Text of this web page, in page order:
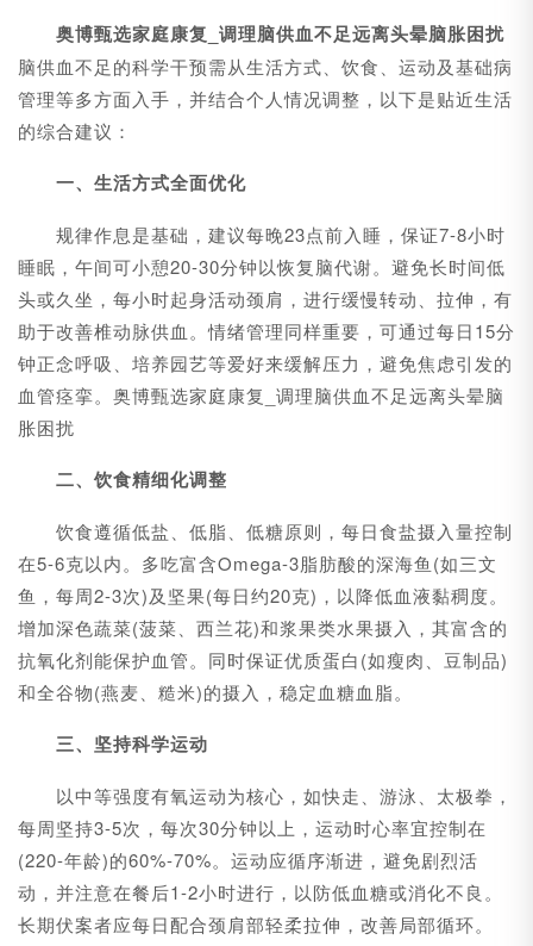
奥博甄选家庭康复_调理脑供血不足远离头晕脑胀困扰
脑供血不足的科学干预需从生活方式、饮食、运动及基础病
管理等多方面入手，并结合个人情况调整，以下是贴近生活
的综合建议：
一、生活方式全面优化
规律作息是基础，建议每晚23点前入睡，保证7-8小时
睡眠，午间可小憩20-30分钟以恢复脑代谢。避免长时间低
头或久坐，每小时起身活动颈肩，进行缓慢转动、拉伸，有
助于改善椎动脉供血。情绪管理同样重要，可通过每日15分
钟正念呼吸、培养园艺等爱好来缓解压力，避免焦虑引发的
血管痉挛。奥博甄选家庭康复_调理脑供血不足远离头晕脑
胀困扰
二、饮食精细化调整
饮食遵循低盐、低脂、低糖原则，每日食盐摄入量控制
在5-6克以内。多吃富含Omega-3脂肪酸的深海鱼(如三文
鱼，每周2-3次)及坚果(每日约20克)，以降低血液黏稠度。
增加深色蔬菜(菠菜、西兰花)和浆果类水果摄入，其富含的
抗氧化剂能保护血管。同时保证优质蛋白(如瘦肉、豆制品)
和全谷物(燕麦、糙米)的摄入，稳定血糖血脂。
三、坚持科学运动
以中等强度有氧运动为核心，如快走、游泳、太极拳，
每周坚持3-5次，每次30分钟以上，运动时心率宜控制在
(220-年龄)的60%-70%。运动应循序渐进，避免剧烈活
动，并注意在餐后1-2小时进行，以防低血糖或消化不良。
长期伏案者应每日配合颈肩部轻柔拉伸，改善局部循环。